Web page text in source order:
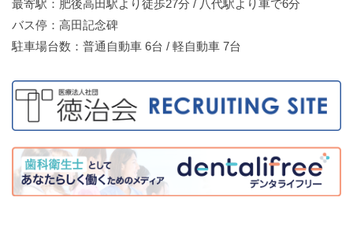
最寄駅：肥後高田駅より徒歩27分 / 八代駅より車で6分
バス停：高田記念碑
駐車場台数：普通自動車 6台 / 軽自動車 7台